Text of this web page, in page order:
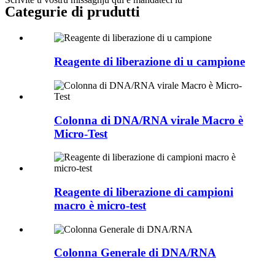
Categurie di prudutti
Reagente di liberazione di u campione
Colonna di DNA/RNA virale Macro è
Micro-Test
Reagente di liberazione di campioni
macro è micro-test
Colonna Generale di DNA/RNA